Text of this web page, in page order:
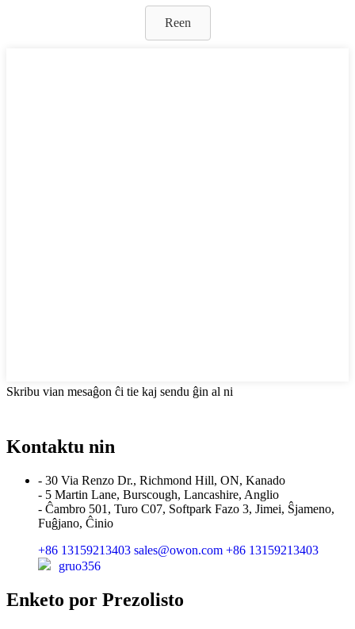
Reen
Skribu vian mesaĝon ĉi tie kaj sendu ĝin al ni
Kontaktu nin
- 30 Via Renzo Dr., Richmond Hill, ON, Kanado
- 5 Martin Lane, Burscough, Lancashire, Anglio
- Ĉambro 501, Turo C07, Softpark Fazo 3, Jimei, Ŝjameno,
Fuĝjano, Ĉinio
+86 13159213403 sales@owon.com +86 13159213403
gruo356
Enketo por Prezolisto